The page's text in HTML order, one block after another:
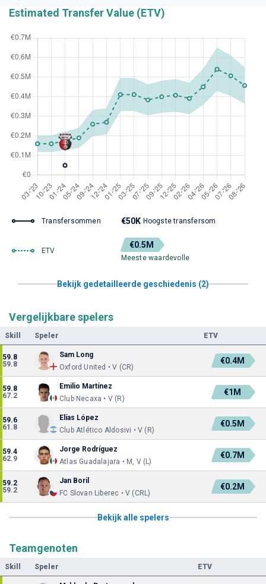
Estimated Transfer Value (ETV)
Transfersommen €50K Hoogste transfersom
ETV
€0.5M
Meeste waardevolle
Bekijk gedetailleerde geschiedenis (2)
Vergelijkbare spelers
Skill Speler ETV
59.8
59.8
Sam Long
Oxford United • V (CR)
€0.4M
59.8
67.2
Emilio Martínez
Club Necaxa • V (R)
€1M
59.6
61.8
Elías López
Club Atlético Aldosivi • V (R)
€0.5M
59.4
62.9
Jorge Rodríguez
Atlas Guadalajara • M, V (L)
€0.7M
59.2
59.2
Jan Boril
FC Slovan Liberec • V (CRL)
€0.2M
Bekijk alle spelers
Teamgenoten
Skill Speler ETV